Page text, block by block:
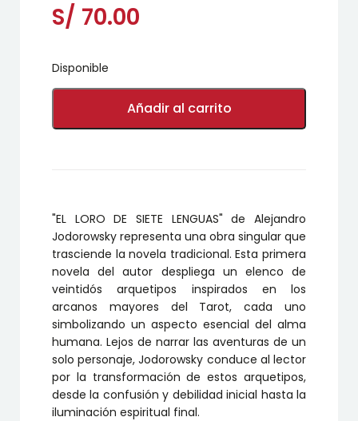
S/ 70.00
Disponible
EL
DE
Añadir al carrito
"EL LORO DE SIETE LENGUAS" de Alejandro
Jodorowsky representa una obra singular que
trasciende la novela tradicional. Esta primera
novela del autor despliega un elenco de
veintidós arquetipos inspirados en los
arcanos mayores del Tarot, cada uno
simbolizando un aspecto esencial del alma
humana. Lejos de narrar las aventuras de un
solo personaje, Jodorowsky conduce al lector
por la transformación de estos arquetipos,
desde la confusión y debilidad inicial hasta la
iluminación espiritual final.